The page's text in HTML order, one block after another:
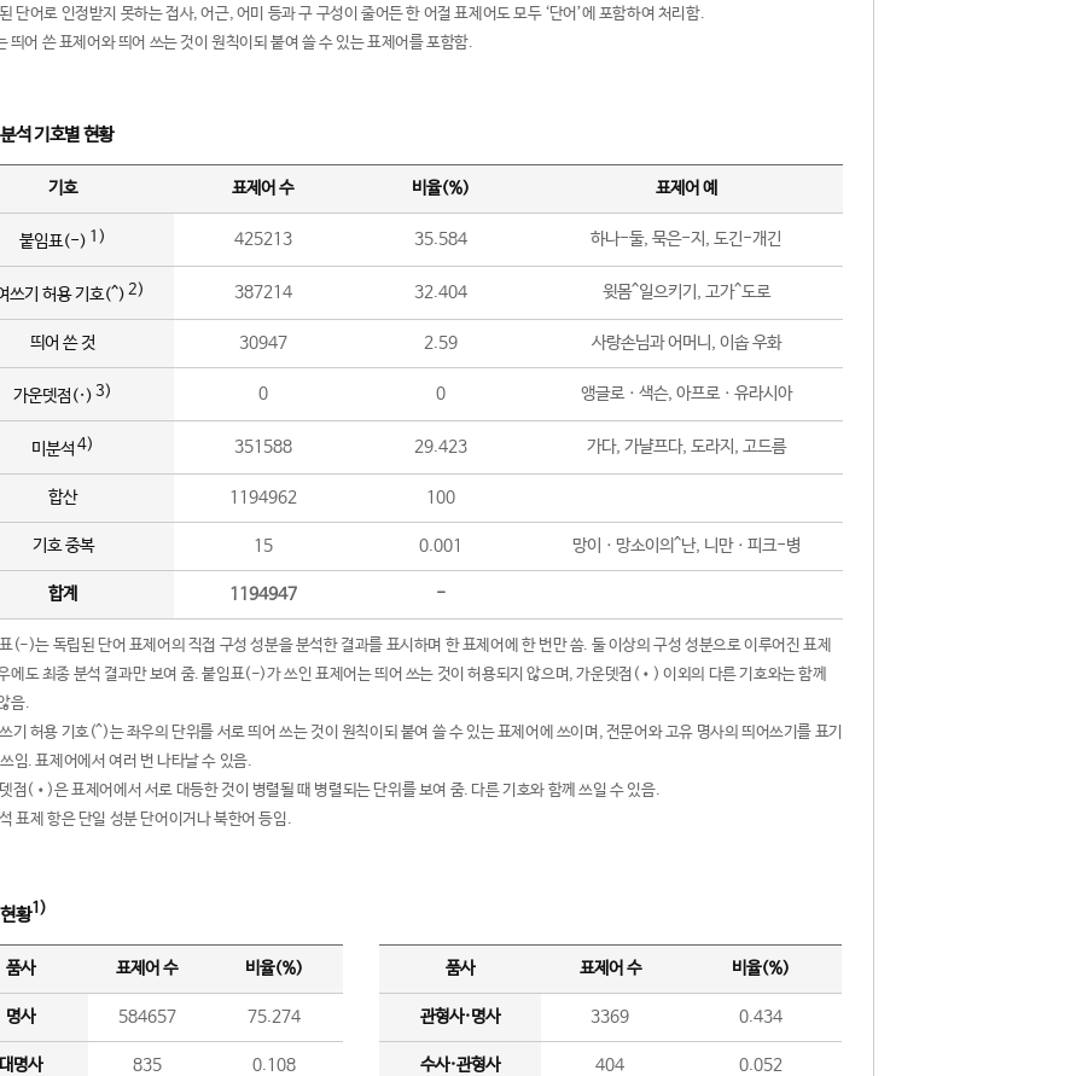
단어로 인정받지 못하는 접사, 어근, 어미 등과 구 구성이 줄어든 한 어절 표제어도 모두 ‘단어’에 포함하여 처리함.
띄어 쓴 표제어와 띄어 쓰는 것이 원칙이되 붙여 쓸 수 있는 표제어를 포함함.
석 기호별 현황
기호 표제어 수 비율(%) 표제어 예
붙임표(-) 1) 425213 35.584 하나-둘, 묵은-지, 도긴-개긴
쓰기 허용 기호(^) 2) 387214 32.404 윗몸^일으키기, 고가^도로
띄어 쓴 것 30947 2.59 사랑손님과 어머니, 이솝 우화
가운뎃점(·) 3) 0 0 앵글로ㆍ색슨, 아프로ㆍ유라시아
미분석 4) 351588 29.423 가다, 가냘프다, 도라지, 고드름
합산 1194962 100
기호 중복 15 0.001 망이ㆍ망소이의^난, 니만ㆍ피크-병
합계 1194947 -
(-)는 독립된 단어 표제어의 직접 구성 성분을 분석한 결과를 표시하며 한 표제어에 한 번만 씀. 둘 이상의 구성 성분으로 이루어진 표제
에도 최종 분석 결과만 보여 줌. 붙임표(-)가 쓰인 표제어는 띄어 쓰는 것이 허용되지 않으며, 가운뎃점(•) 이외의 다른 기호와는 함께
음.
기 허용 기호(^)는 좌우의 단위를 서로 띄어 쓰는 것이 원칙이되 붙여 쓸 수 있는 표제어에 쓰이며, 전문어와 고유 명사의 띄어쓰기를 표기
임. 표제어에서 여러 번 나타날 수 있음.
점(•)은 표제어에서 서로 대등한 것이 병렬될 때 병렬되는 단위를 보여 줌. 다른 기호와 함께 쓰일 수 있음.
표제 항은 단일 성분 단어이거나 북한어 등임.
황1)
품사 표제어 수 비율(%)
명사 584657 75.274
명사 835 0.108
품사 표제어 수 비율(%)
관형사·명사 3369 0.434
수사·관형사 404 0.052